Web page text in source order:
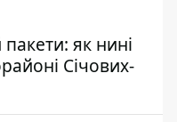
як нині
Січових-